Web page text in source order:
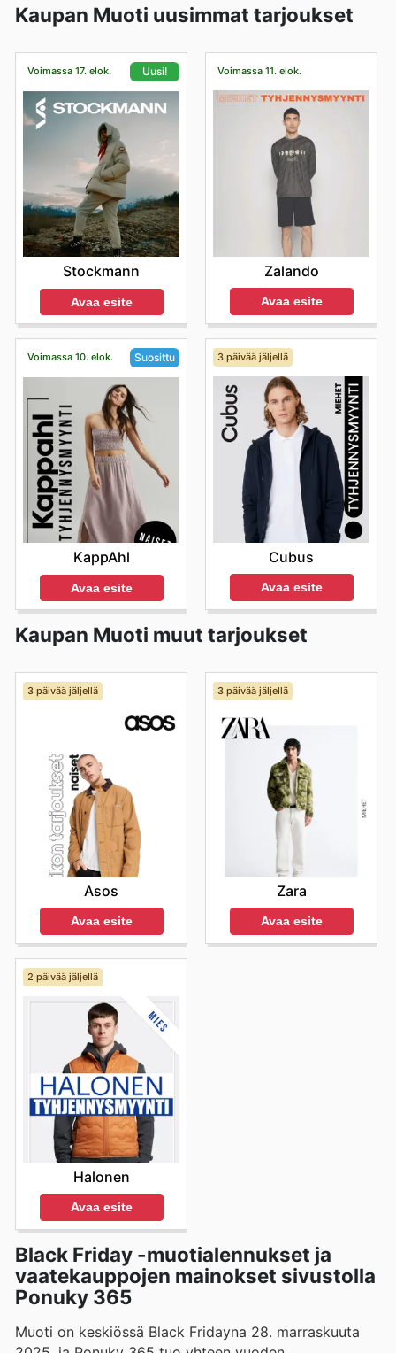
Kaupan Muoti uusimmat tarjoukset
Voimassa 17. elok. Uusi!
Stockmann
Avaa esite
Voimassa 11. elok.
Zalando
Avaa esite
Voimassa 10. elok. Suosittu
KappAhl
Avaa esite
3 päivää jäljellä
Cubus
Avaa esite
Kaupan Muoti muut tarjoukset
3 päivää jäljellä
Asos
Avaa esite
3 päivää jäljellä
Zara
Avaa esite
2 päivää jäljellä
Halonen
Avaa esite
Black Friday -muotialennukset ja
vaatekauppojen mainokset sivustolla
Ponuky 365
Muoti on keskiössä Black Fridayna 28. marraskuuta